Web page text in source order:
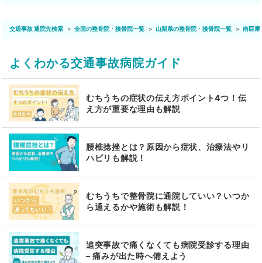
交通事故 通院先検索 全国の整骨院・接骨院一覧 山梨県の整骨院・接骨院一覧 南巨摩
よくわかる交通事故病院ガイド
むちうちの症状の伝え方ポイント4つ！伝
え方が重要な理由も解説
腰椎捻挫とは？原因から症状、治療法やリ
ハビリも解説！
むちうちで整骨院に通院していい？いつか
ら通えるかや施術も解説！
追突事故で痛くなくても病院受診する理由
– 痛みが出た時へ備えよう